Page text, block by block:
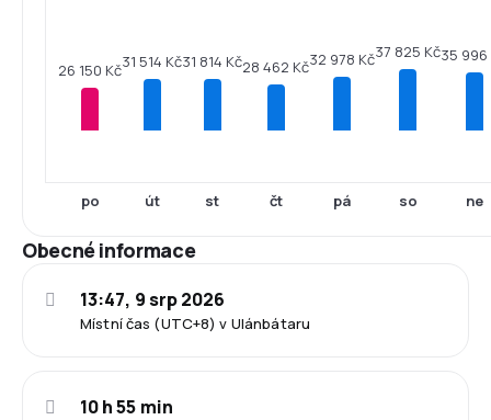
26 150 Kč
po
31 514 Kč
út
31 814 Kč
st
28 462 Kč
čt
32 978 Kč
pá
37 825 Kč
so
35 996
ne
Obecné informace
Místní čas (UTC+8) v Ulánbátaru
13:47, 9 srp 2026
10 h 55 min